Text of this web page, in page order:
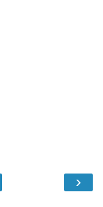
›